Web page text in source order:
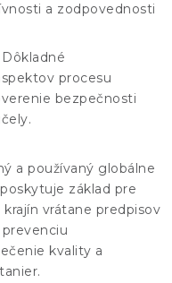
a zodpovednosti
Dôkladné
procesu
bezpečnosti
a používaný globálne
základ pre
vrátane predpisov
prevenciu
kvality a